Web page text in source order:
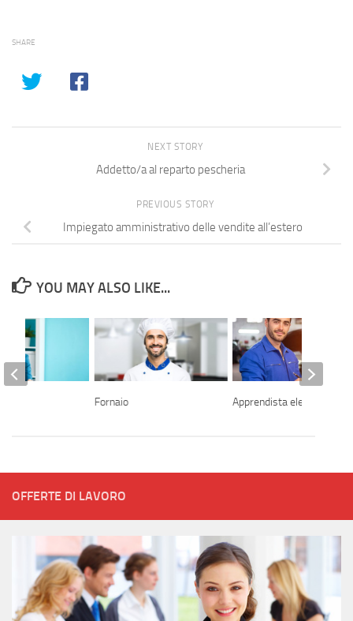
SHARE
NEXT STORY
Addetto/a al reparto pescheria
PREVIOUS STORY
Impiegato amministrativo delle vendite all’estero
YOU MAY ALSO LIKE...
Fornaio Apprendista elettrauto
OFFERTE DI LAVORO